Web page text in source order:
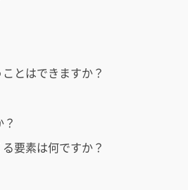
とはできますか？
要素は何ですか？